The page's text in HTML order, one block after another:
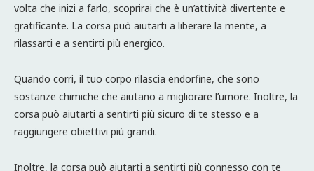
volta che inizi a farlo, scoprirai che è un’attività divertente e
gratificante. La corsa può aiutarti a liberare la mente, a
rilassarti e a sentirti più energico.
Quando corri, il tuo corpo rilascia endorfine, che sono
sostanze chimiche che aiutano a migliorare l’umore. Inoltre, la
corsa può aiutarti a sentirti più sicuro di te stesso e a
raggiungere obiettivi più grandi.
Inoltre, la corsa può aiutarti a sentirti più connesso con te